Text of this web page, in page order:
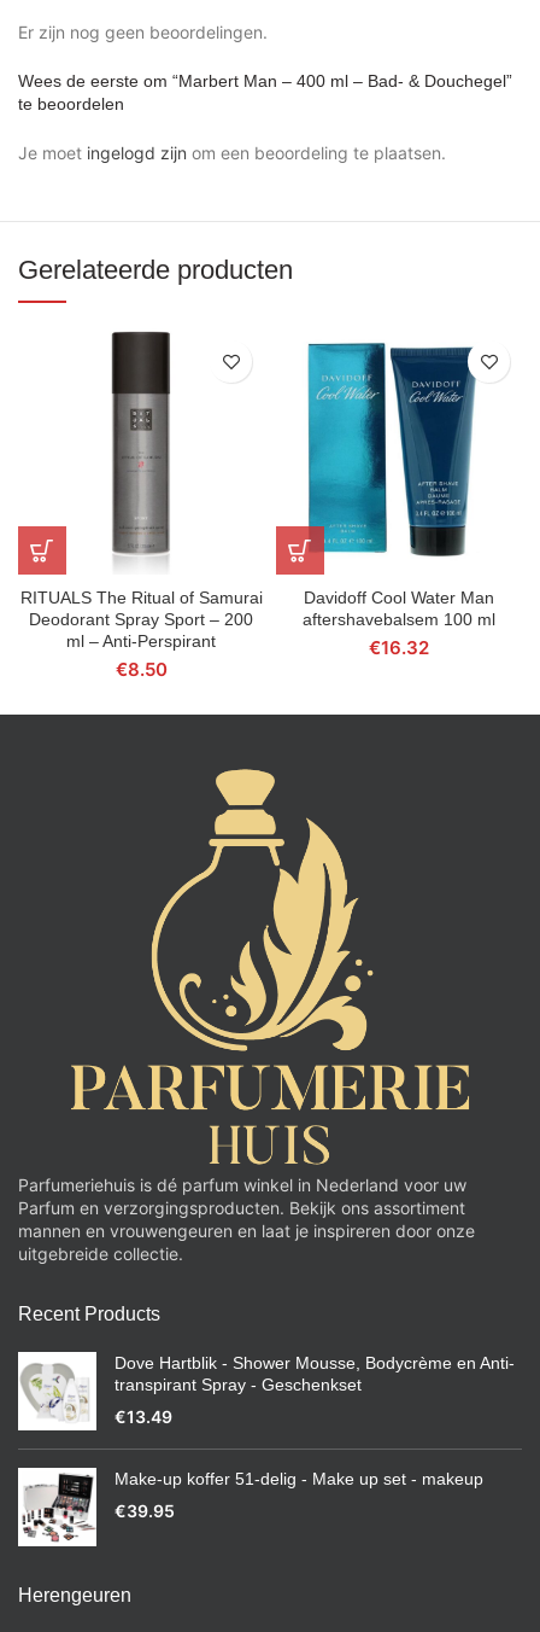
Er zijn nog geen beoordelingen.
Wees de eerste om “Marbert Man – 400 ml – Bad- & Douchegel”
te beoordelen
Je moet ingelogd zijn om een beoordeling te plaatsen.
Gerelateerde producten
RITUALS The Ritual of Samurai
Deodorant Spray Sport – 200
ml – Anti-Perspirant
€8.50
Davidoff Cool Water Man
aftershavebalsem 100 ml
€16.32
Parfumeriehuis is dé parfum winkel in Nederland voor uw
Parfum en verzorgingsproducten. Bekijk ons assortiment
mannen en vrouwengeuren en laat je inspireren door onze
uitgebreide collectie.
Recent Products
Dove Hartblik - Shower Mousse, Bodycrème en Anti-
transpirant Spray - Geschenkset
€13.49
Make-up koffer 51-delig - Make up set - makeup
€39.95
Herengeuren